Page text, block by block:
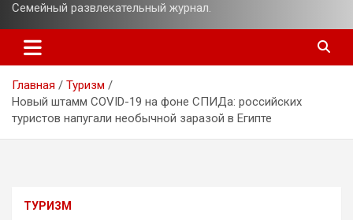
Семейный развлекательный журнал.
Главная
Туризм
Новый штамм COVID-19 на фоне СПИДа: российских
туристов напугали необычной заразой в Египте
ТУРИЗМ